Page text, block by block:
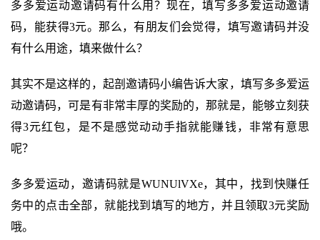
多多爱运动邀请码有什么用？现在，填写多多爱运动邀请
码，能获得3元。那么，有朋友们会觉得，填写邀请码并没
有什么用途，填来做什么？
其实不是这样的，起剖邀请码小编告诉大家，填写多多爱运
动邀请码，可是有非常丰厚的奖励的，那就是，能够立刻获
得3元红包，是不是感觉动动手指就能赚钱，非常有意思
呢？
多多爱运动，邀请码就是WUNUlVXe，其中，找到快赚任
务中的点击全部，就能找到填写的地方，并且领取3元奖励
哦。